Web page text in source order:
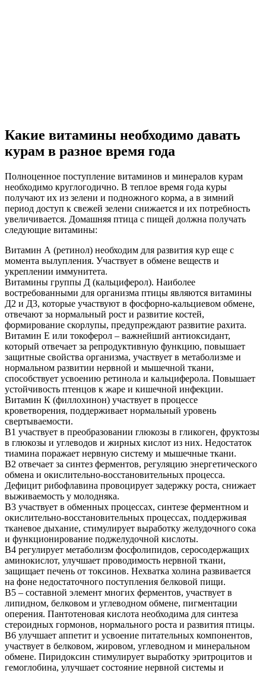
Какие витамины необходимо давать
курам в разное время года
Полноценное поступление витаминов и минералов курам
необходимо круглогодично. В теплое время года куры
получают их из зелени и подножного корма, а в зимний
период доступ к свежей зелени снижается и их потребность
увеличивается. Домашняя птица с пищей должна получать
следующие витамины:
Витамин А (ретинол) необходим для развития кур еще с
момента вылупления. Участвует в обмене веществ и
укреплении иммунитета.
Витамины группы Д (кальциферол). Наиболее
востребованными для организма птицы являются витамины
Д2 и Д3, которые участвуют в фосфорно-кальциевом обмене,
отвечают за нормальный рост и развитие костей,
формирование скорлупы, предупреждают развитие рахита.
Витамин Е или токоферол – важнейший антиоксидант,
который отвечает за репродуктивную функцию, повышает
защитные свойства организма, участвует в метаболизме и
нормальном развитии нервной и мышечной ткани,
способствует усвоению ретинола и кальциферола. Повышает
устойчивость птенцов к жаре и кишечной инфекции.
Витамин К (филлохинон) участвует в процессе
кроветворения, поддерживает нормальный уровень
свертываемости.
В1 участвует в преобразовании глюкозы в гликоген, фруктозы
в глюкозы и углеводов и жирных кислот из них. Недостаток
тиамина поражает нервную систему и мышечные ткани.
В2 отвечает за синтез ферментов, регуляцию энергетического
обмена и окислительно-восстановительных процесса.
Дефицит рибофлавина провоцирует задержку роста, снижает
выживаемость у молодняка.
В3 участвует в обменных процессах, синтезе ферментном и
окислительно-восстановительных процессах, поддерживая
тканевое дыхание, стимулирует выработку желудочного сока
и функционирование поджелудочной кислоты.
В4 регулирует метаболизм фосфолипидов, серосодержащих
аминокислот, улучшает проводимость нервной ткани,
защищает печень от токсинов. Нехватка холина развивается
на фоне недостаточного поступления белковой пищи.
В5 – составной элемент многих ферментов, участвует в
липидном, белковом и углеводном обмене, пигментации
оперения. Пантотеновая кислота необходима для синтеза
стероидных гормонов, нормального роста и развития птицы.
В6 улучшает аппетит и усвоение питательных компонентов,
участвует в белковом, жировом, углеводном и минеральном
обмене. Пиридоксин стимулирует выработку эритроцитов и
гемоглобина, улучшает состояние нервной системы и